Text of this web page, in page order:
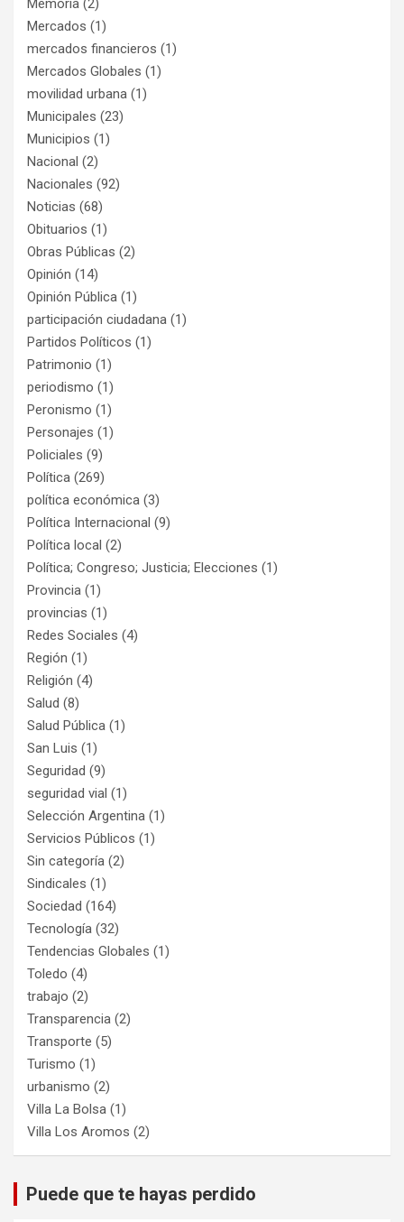
Memoria (2)
Mercados (1)
mercados financieros (1)
Mercados Globales (1)
movilidad urbana (1)
Municipales (23)
Municipios (1)
Nacional (2)
Nacionales (92)
Noticias (68)
Obituarios (1)
Obras Públicas (2)
Opinión (14)
Opinión Pública (1)
participación ciudadana (1)
Partidos Políticos (1)
Patrimonio (1)
periodismo (1)
Peronismo (1)
Personajes (1)
Policiales (9)
Política (269)
política económica (3)
Política Internacional (9)
Política local (2)
Política; Congreso; Justicia; Elecciones (1)
Provincia (1)
provincias (1)
Redes Sociales (4)
Región (1)
Religión (4)
Salud (8)
Salud Pública (1)
San Luis (1)
Seguridad (9)
seguridad vial (1)
Selección Argentina (1)
Servicios Públicos (1)
Sin categoría (2)
Sindicales (1)
Sociedad (164)
Tecnología (32)
Tendencias Globales (1)
Toledo (4)
trabajo (2)
Transparencia (2)
Transporte (5)
Turismo (1)
urbanismo (2)
Villa La Bolsa (1)
Villa Los Aromos (2)
Puede que te hayas perdido